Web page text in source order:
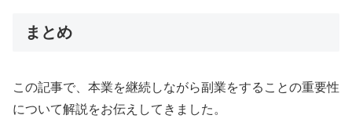
まとめ
この記事で、本業を継続しながら副業をすることの重要性
について解説をお伝えしてきました。